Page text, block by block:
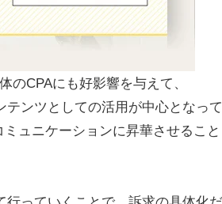
CPAにも好影響を与えて、
テンツとしての活用が中心となって
ュニケーションに昇華させること
っていくことで、訴求の具体化だ